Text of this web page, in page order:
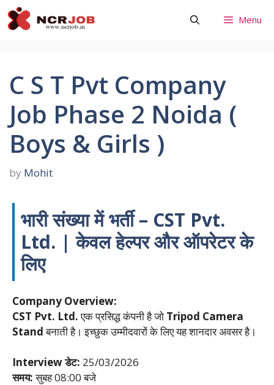
Skip
to
Menu
C S T Pvt Company
Job Phase 2 Noida (
Boys & Girls )
by Mohit
भारी संख्या में भर्ती – CST Pvt.
Ltd. | केवल हेल्पर और ऑपरेटर के
लिए
Company Overview:
CST Pvt. Ltd.एक प्रसिद्ध कंपनी है जो Tripod Camera
Standबनाती है। इच्छुक उम्मीदवारों के लिए यह शानदार अवसर है।
Interview डेट: 25/03/2026
समय:सुबह 08:00 बजे